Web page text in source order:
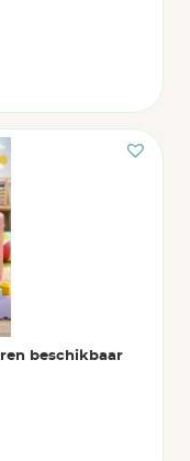
beschikbaar